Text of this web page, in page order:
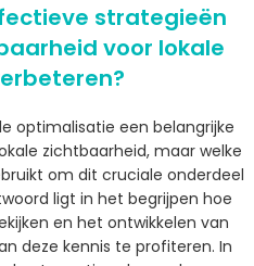
strategieën
voor lokale
optimalisatie een belangrijke
zichtbaarheid, maar welke
om dit cruciale onderdeel
ligt in het begrijpen hoe
en het ontwikkelen van
deze kennis te profiteren. In